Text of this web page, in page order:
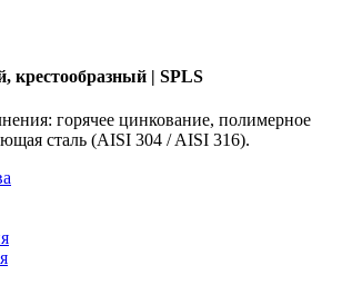
крестообразный | SPLS
горячее цинкование, полимерное
сталь (AISI 304 / AISI 316).